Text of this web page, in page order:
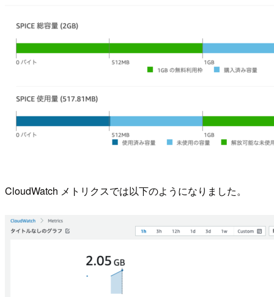
CloudWatch メトリクスでは以下のようになりました。